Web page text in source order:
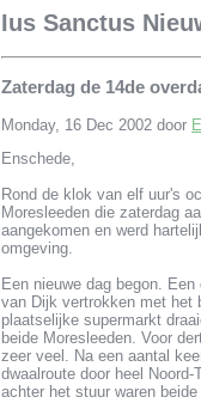
Ius Sanctus
Zaterdag de 14de
Monday, 16 Dec 2002 door
Enschede,
Rond de klok van elf uur's
Moresleeden die zaterdag
aangekomen en werd
omgeving.
Een nieuwe dag begon.
van Dijk vertrokken met het
plaatselijke supermarkt
beide Moresleeden. Voor
zeer veel. Na een aantal
dwaalroute door heel
achter het stuur waren